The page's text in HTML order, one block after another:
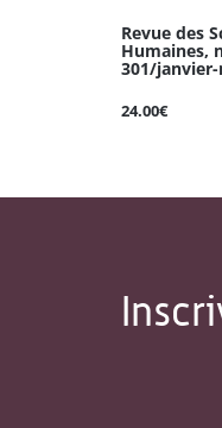
Revue des
Humaines,
301/
24.00€